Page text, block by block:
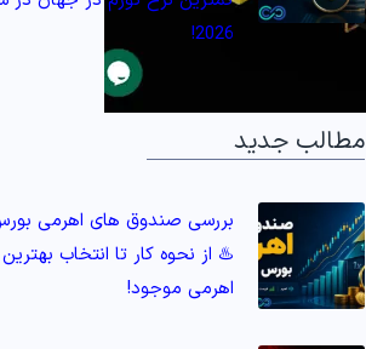
2026!
مطالب جدید
بررسی صندوق های اهرمی
♨️ از نحوه کار تا انتخاب
اهرمی موجود!